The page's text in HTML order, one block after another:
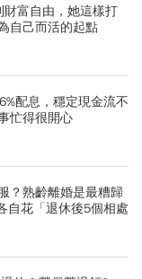
富自由，她這樣打
自己而活的起點
配息，穩定現金流不
忙得很開心
？熟齡離婚是最糟歸
自花「退休後5個相處